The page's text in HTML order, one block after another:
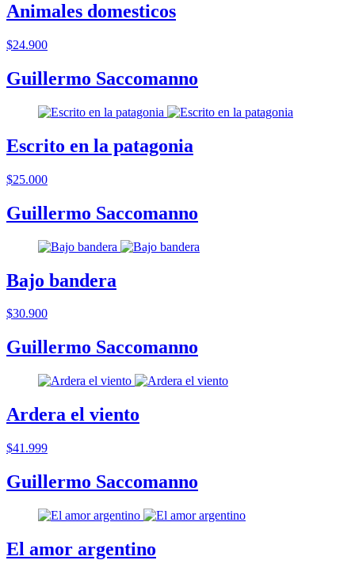
Animales domesticos
$24.900
Guillermo Saccomanno
Escrito en la patagonia
$25.000
Guillermo Saccomanno
Bajo bandera
$30.900
Guillermo Saccomanno
Ardera el viento
$41.999
Guillermo Saccomanno
El amor argentino